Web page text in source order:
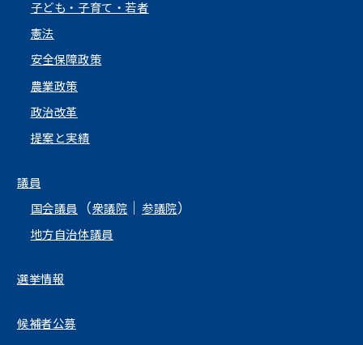
子ども・子育て・若者
憲法
安全保障政策
農業政策
政治改革
提案と実績
議員
国会議員
（衆議院 ｜参議院）
地方自治体議員
選挙情報
候補者公募